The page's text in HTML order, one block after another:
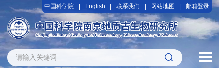
中国科学院 English 联系我们 网站地图 邮箱登录